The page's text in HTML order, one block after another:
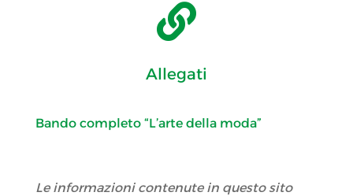

Allegati
Bando completo “L’arte della moda”
Le informazioni contenute in questo sito